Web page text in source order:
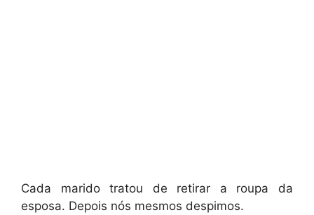
Cada marido tratou de retirar a roupa da
esposa. Depois nós mesmos despimos.